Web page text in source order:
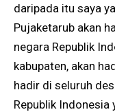
daripada itu saya
Pujaketarub akan
negara Republik
kabupaten, akan
hadir di seluruh
Republik Indonesia